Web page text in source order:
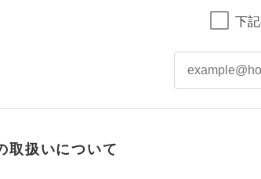
下
取扱いについて